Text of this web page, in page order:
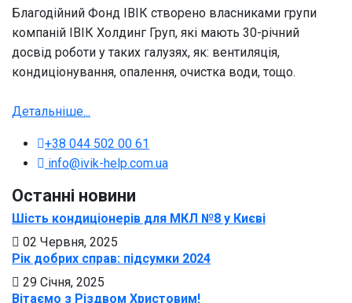
Благодійний Фонд ІВІК створено власниками групи
компаній ІВІК Холдинг Груп, які мають 30-річний
досвід роботи у таких галузях, як: вентиляція,
кондиціонування, опалення, очистка води, тощо.
Детальніше...
+38 044 502 00 61
info@ivik-help.com.ua
Останні новини
Шість кондиціонерів для МКЛ №8 у Києві
02 Червня, 2025
Рік добрих справ: підсумки 2024
29 Січня, 2025
Вітаємо з Різдвом Христовим!